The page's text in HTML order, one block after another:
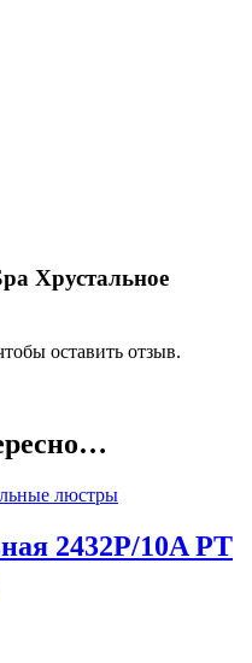
Хрустальное
оставить отзыв.
люстры
2432P/10A PT